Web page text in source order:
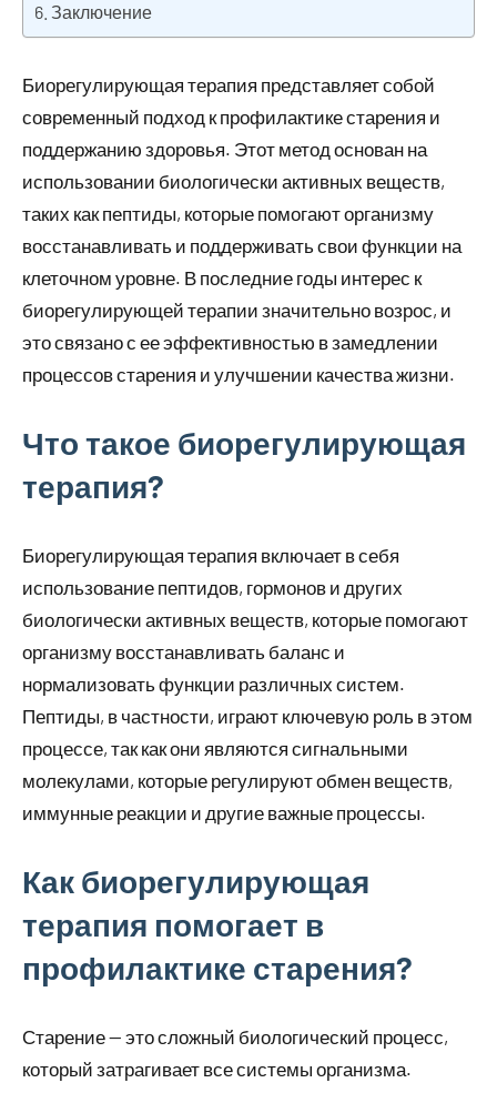
Заключение
Биорегулирующая терапия представляет собой
современный подход к профилактике старения и
поддержанию здоровья. Этот метод основан на
использовании биологически активных веществ,
таких как пептиды, которые помогают организму
восстанавливать и поддерживать свои функции на
клеточном уровне. В последние годы интерес к
биорегулирующей терапии значительно возрос, и
это связано с ее эффективностью в замедлении
процессов старения и улучшении качества жизни.
Что такое биорегулирующая
терапия?
Биорегулирующая терапия включает в себя
использование пептидов, гормонов и других
биологически активных веществ, которые помогают
организму восстанавливать баланс и
нормализовать функции различных систем.
Пептиды, в частности, играют ключевую роль в этом
процессе, так как они являются сигнальными
молекулами, которые регулируют обмен веществ,
иммунные реакции и другие важные процессы.
Как биорегулирующая
терапия помогает в
профилактике старения?
Старение — это сложный биологический процесс,
который затрагивает все системы организма.